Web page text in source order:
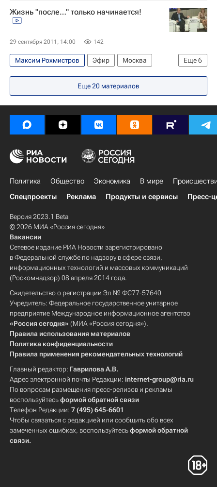
Жизнь "после…" только начинается!
29 сентября 2011, 14:00 142
Еще6
Максим Рохмистров Эфир
Москва
Госдума РФ
Старость
Финансы
Россия
Еще20 материалов
Политика Общество Экономика В мире
Спецпроекты
Реклама Продукты и сервисы Пресс-
Версия 2023.1 Beta
© 2026 МИА «Россия сегодня»
Вакансии
Сетевое издание РИА Новости зарегистрировано
в Федеральной службе по надзору в сфере связи,
информационных технологий и массовых коммуникаций
(Роскомнадзор) 08 апреля 2014 года.
Свидетельство о регистрации Эл № ФС77-57640
Учредитель: Федеральное государственное унитарное
предприятие Международное информационное агентство
«Россия сегодня» (МИА «Россия сегодня»).
Правила использования материалов
Политика конфиденциальности
Правила применения рекомендательных технологий
Главный редактор: Гаврилова А.В.
Адрес электронной почты Редакции: internet-group@ria.ru
По вопросам размещения пресс-релизов и рекламы
воспользуйтесьформой обратной связи
Телефон Редакции: 7 (495) 645-6601
Чтобы связаться с редакцией или сообщить обо всех
замеченных ошибках, воспользуйтесьформой обратной
связи.